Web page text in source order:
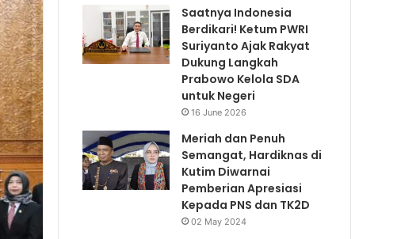
Saatnya Indonesia
Berdikari! Ketum PWRI
Suriyanto Ajak Rakyat
Dukung Langkah
Prabowo Kelola SDA
untuk Negeri
16 June 2026
Meriah dan Penuh
Semangat, Hardiknas di
Kutim Diwarnai
Pemberian Apresiasi
Kepada PNS dan TK2D
02 May 2024